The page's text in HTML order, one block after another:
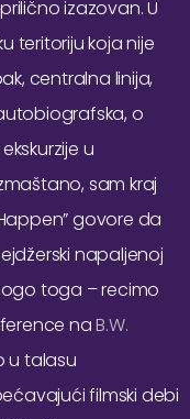
izazovan. U
teritoriju koja nije
centralna linija,
o
u
sam kraj
govore da
napaljenoj
toga – recimo
naB.W.
u talasu
filmski debi